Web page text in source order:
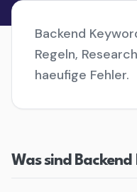
Calculate fees & profit
Pricing
Go
Backend
Regeln,
haeufige Fehler.
Was sind Backend